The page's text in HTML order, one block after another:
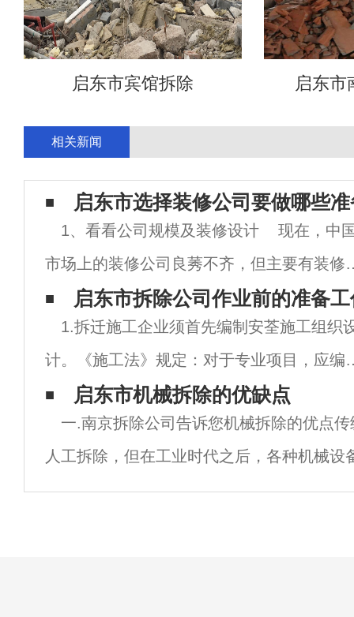
启东市宾馆拆除 启东市
相关新闻
启东市选择装修公司要做哪些
1、看看公司规模及装修设计 现在，中
市场上的装修公司良莠不齐，但主要有装修
作室、大型装修公司、小装修公司、全国连
装修公司、本地知名装修公司等。尽管我们
那么多的选择，但
启东市拆除公司作业前的准备
1.拆迁施工企业须首先编制安荃施工组织
计。《施工法》规定：对于专业项目，应编
施工组织设计，并采取安荃技术措施。施工
织设计须制定有序的施工顺序和有针对性的
荃技术措施。在南京拆除公司的施工过程中
启东市机械拆除的优缺点 ​
一.南京拆除公司告诉您机械拆除的优点
人工拆除，但在工业时代之后，各种机械设
拆除不再那么费力，机械拆除正式进入舞台